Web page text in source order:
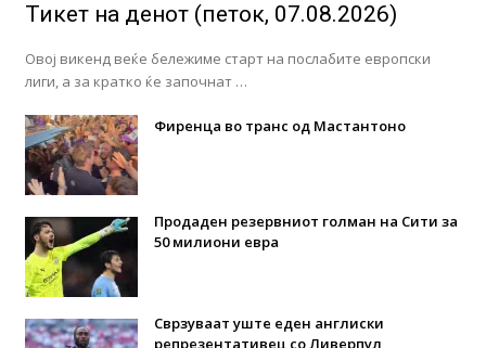
Тикет на денот (петок, 07.08.2026)
Овој викенд веќе бележиме старт на послабите европски
лиги, а за кратко ќе започнат …
Фиренца во транс од Мастантоно
Продаден резервниот голман на Сити за
50 милиони евра
Сврзуваат уште еден англиски
репрезентативец со Ливерпул